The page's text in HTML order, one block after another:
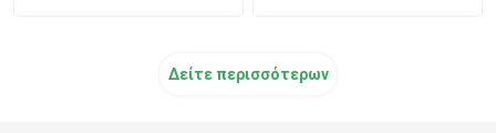
Δείτε περισσότερων